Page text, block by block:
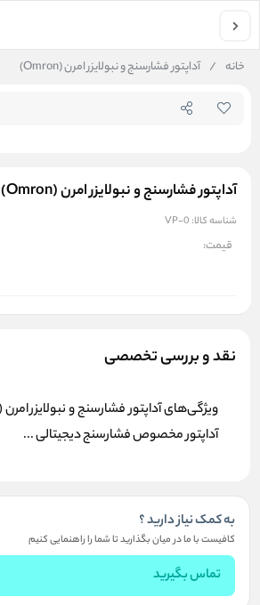
خانه / آداپتور فشارسنج و نبولایزر امرن (Omron)
آداپتور فشارسنج و نبولایزر امرن (Omron)
شناسه کالا: VP-0
قیمت:
نقد و بررسی تخصصی
آداپتور مخصوص فشارسنج دیجیتالی ...
به کمک نیاز دارید ؟
کافیست با ما در میان بگذارید تا شما را راهنمایی کنیم
تماس بگیرید